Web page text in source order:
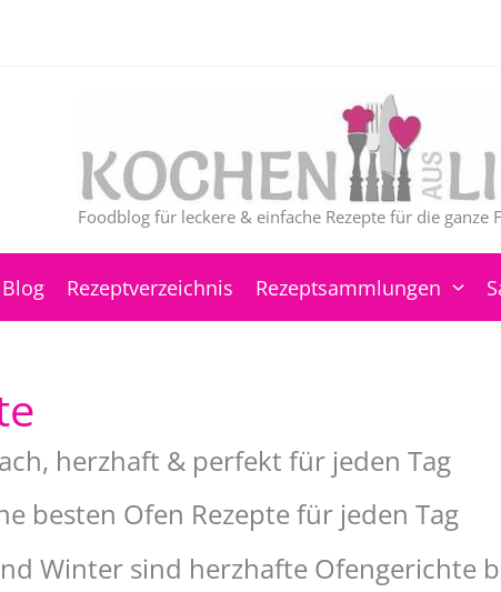
Foodblog für leckere & einfache Rezepte für die ganze
Rezeptverzeichnis Rezeptsammlungen
herzhaft & perfekt für jeden Tag
besten Ofen Rezepte für jeden Tag
Winter sind herzhafte Ofengerichte